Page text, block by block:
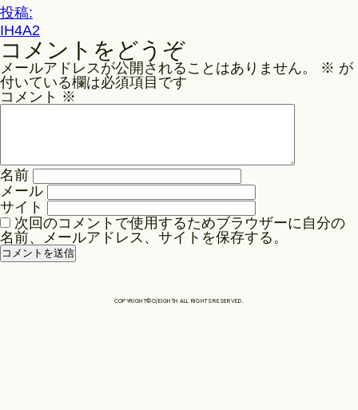
Philosophy
ズ
投
稿
ナ
ビ
ゲ
ョ
ン
投稿:
IH4A2
コメントをどうぞ
メールアドレスが公開されることはありません。 ※ が
付いている欄は必須項目です
コメント ※
名前
メール
サイト
次回のコメントで使用するためブラウザーに自分の
名前、メールアドレス、サイトを保存する。
COPYRIGHT©O/EIGHTH ALL RIGHTS RESERVED.